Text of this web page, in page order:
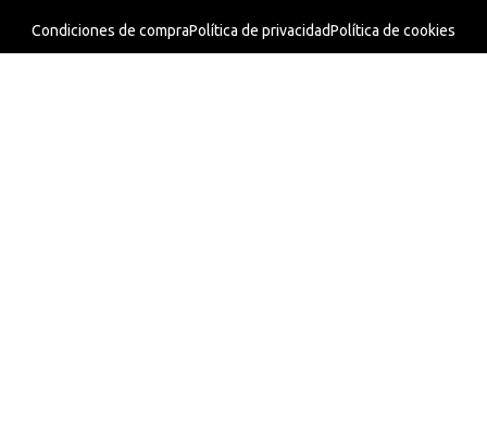
Condiciones de compraPolítica de privacidadPolítica de cookies